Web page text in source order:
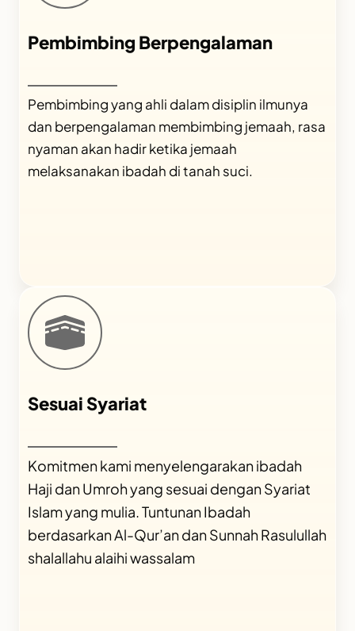
Pembimbing Berpengalaman
Pembimbing yang ahli dalam disiplin ilmunya
dan berpengalaman membimbing jemaah, rasa
nyaman akan hadir ketika jemaah
melaksanakan ibadah di tanah suci.
Sesuai Syariat
Komitmen kami menyelengarakan ibadah
Haji dan Umroh yang sesuai dengan Syariat
Islam yang mulia. Tuntunan Ibadah
berdasarkan Al-Qur’an dan Sunnah Rasulullah
shalallahu alaihi wassalam